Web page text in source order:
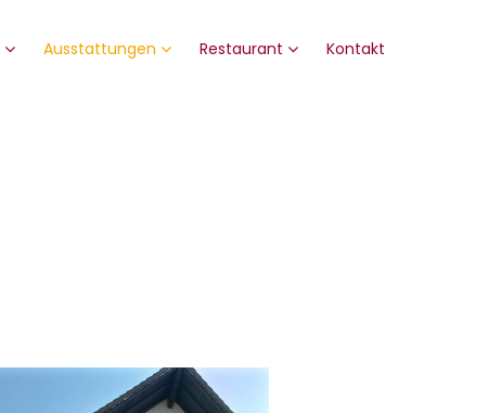
Ausstattungen Restaurant Kontakt